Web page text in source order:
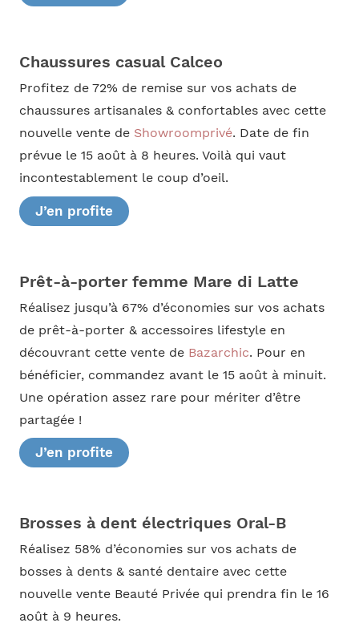
Chaussures casual Calceo
Profitez de 72% de remise sur vos achats de
chaussures artisanales & confortables avec cette
nouvelle vente de Showroomprivé. Date de fin
prévue le 15 août à 8 heures. Voilà qui vaut
incontestablement le coup d’oeil.
J’en profite
Prêt-à-porter femme Mare di Latte
Réalisez jusqu’à 67% d’économies sur vos achats
de prêt-à-porter & accessoires lifestyle en
découvrant cette vente de Bazarchic. Pour en
bénéficier, commandez avant le 15 août à minuit.
Une opération assez rare pour mériter d’être
partagée !
J’en profite
Brosses à dent électriques Oral-B
Réalisez 58% d’économies sur vos achats de
bosses à dents & santé dentaire avec cette
nouvelle vente Beauté Privée qui prendra fin le 16
août à 9 heures.